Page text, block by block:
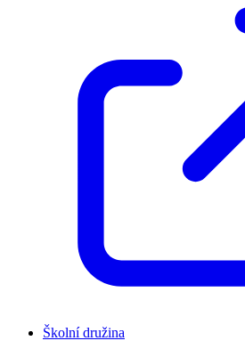
Školní družina